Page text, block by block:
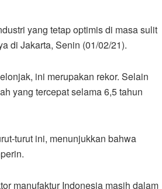
yang tetap optimis di masa sulit
di Jakarta, Senin (01/02/21).
ini merupakan rekor. Selain
yang tercepat selama 6,5 tahun
turut ini, menunjukkan bahwa
manufaktur Indonesia masih dalam